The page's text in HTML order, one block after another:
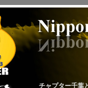
チャプター千葉